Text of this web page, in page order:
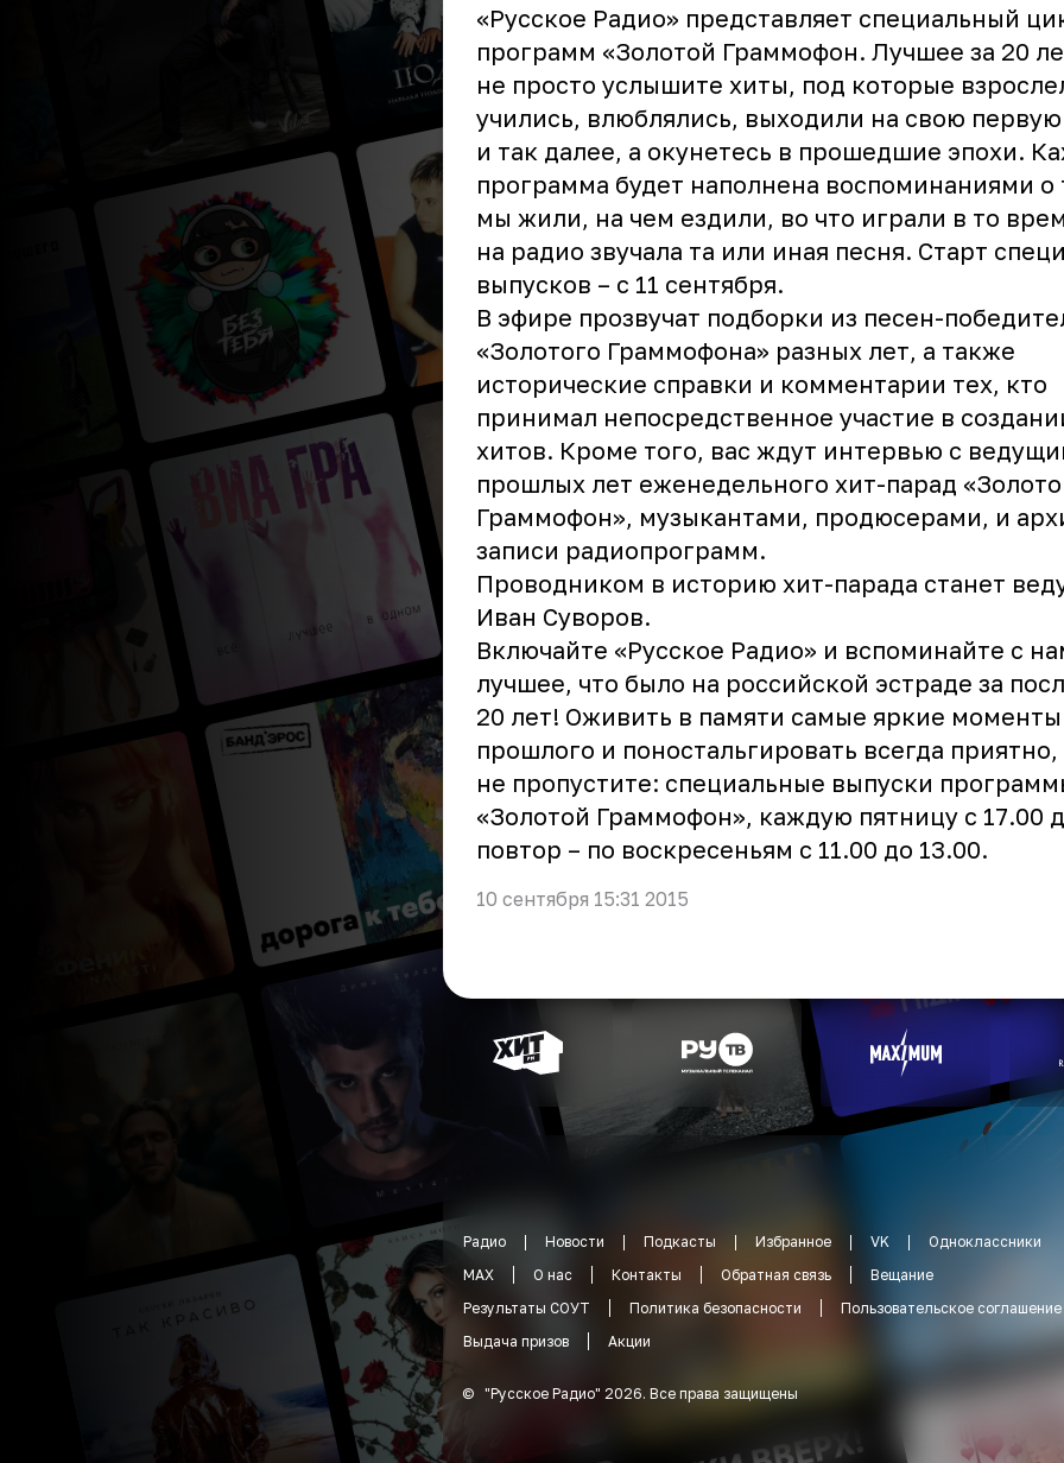
«Русское Радио» представляет специальный
программ «Золотой Граммофон. Лучшее за 20
не просто услышите хиты, под которые
учились, влюблялись, выходили на свою
и так далее, а окунетесь в прошедшие эпохи.
программа будет наполнена воспоминаниями о
мы жили, на чем ездили, во что играли в то
на радио звучала та или иная песня. Старт
выпусков – с 11 сентября.
В эфире прозвучат подборки из песен-
«Золотого Граммофона» разных лет, а также
исторические справки и комментарии тех, кто
принимал непосредственное участие в
хитов. Кроме того, вас ждут интервью с
прошлых лет еженедельного хит-парад
Граммофон», музыкантами, продюсерами, и
записи радиопрограмм.
Проводником в историю хит-парада станет
Иван Суворов.
Включайте «Русское Радио» и вспоминайте с
лучшее, что было на российской эстраде за
20 лет! Оживить в памяти самые яркие моменты
прошлого и поностальгировать всегда приятно,
не пропустите: специальные выпуски
«Золотой Граммофон», каждую пятницу с 17.00
повтор – по воскресеньям с 11.00 до 13.00.
10 сентября 15:31 2015
Радио Новости Подкасты Избранное VK
Одноклассники
MAX
О нас Контакты Обратная связь
Вещание
Результаты СОУТ
Политика безопасности
Пользовательское соглашение
Выдача призов
Акции
© "Русское Радио" 2026. Все права защищены